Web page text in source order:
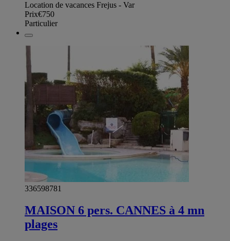
Location de vacances Frejus - Var
Prix€750
Particulier
336598781
MAISON 6 pers. CANNES à 4 mn
plages